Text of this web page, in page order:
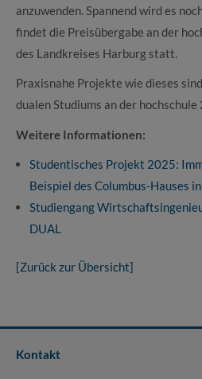
anzuwenden. Spannend wird es
findet die Preisübergabe an der
des Landkreises Harburg statt.
Praxisnahe Projekte wie dieses
dualen Studiums an der hochschule
Weitere Informationen:
Studentisches Projekt 2025:
Beispiel des Columbus-Hauses
Studiengang
DUAL
[Zurück zur Übersicht]
Kontakt